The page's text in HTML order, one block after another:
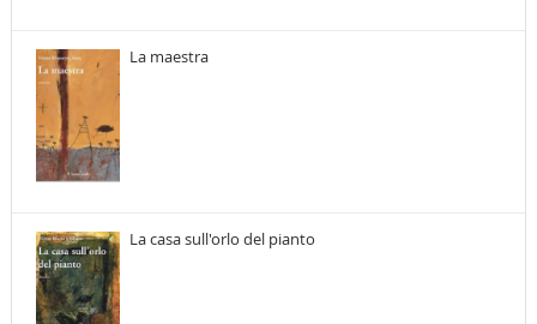
La maestra
La casa sull'orlo del pianto